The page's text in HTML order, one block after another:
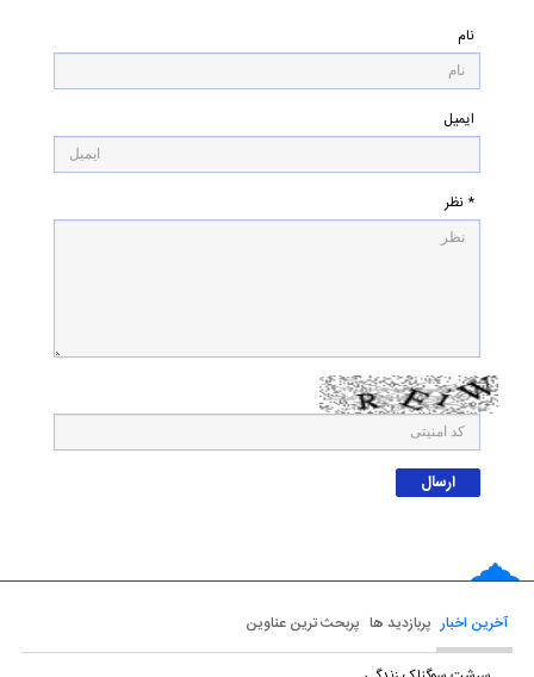
نام
ایمیل
* نظر
آخرین اخبار پربازدید ها پربحث ترین عناوین